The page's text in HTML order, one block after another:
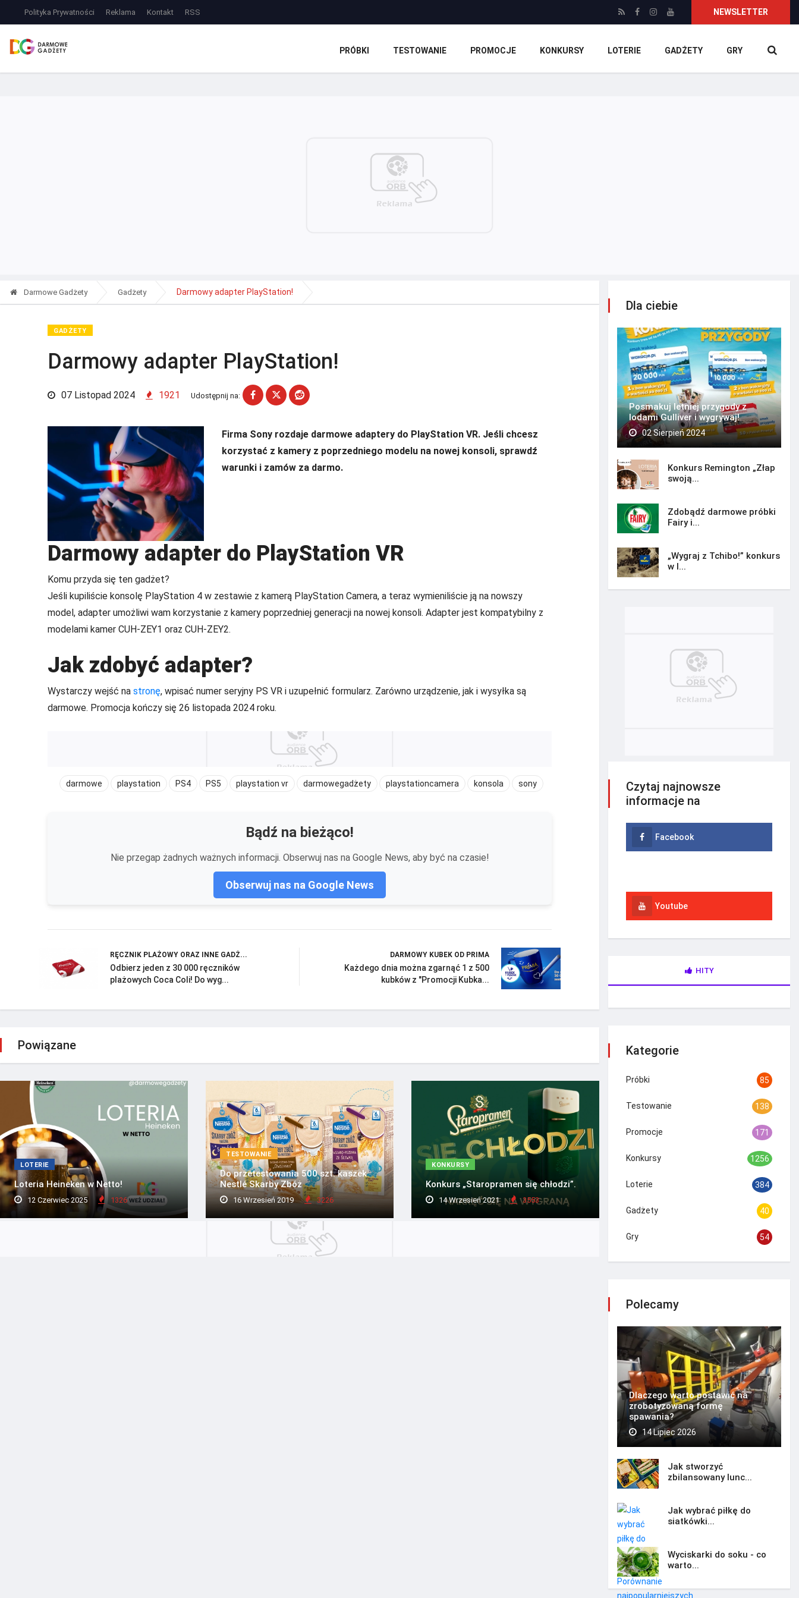
Polityka Prywatności Reklama Kontakt RSS NEWSLETTER
PRÓBKI TESTOWANIE PROMOCJE KONKURSY LOTERIE GADŻETY GRY
Darmowe Gadżety Gadżety Darmowy adapter PlayStation!
GADŻETY
Darmowy adapter PlayStation!
07 Listopad 2024 1921 Udostępnij na:
Firma Sony rozdaje darmowe adaptery do PlayStation VR. Jeśli chcesz
korzystać z kamery z poprzedniego modelu na nowej konsoli, sprawdź
warunki i zamów za darmo.
Darmowy adapter do PlayStation VR
Komu przyda się ten gadżet?
Jeśli kupiliście konsolę PlayStation 4 w zestawie z kamerą PlayStation Camera, a teraz wymieniliście ją na nowszy
model, adapter umożliwi wam korzystanie z kamery poprzedniej generacji na nowej konsoli. Adapter jest kompatybilny z
modelami kamer CUH-ZEY1 oraz CUH-ZEY2.
Jak zdobyć adapter?
Wystarczy wejść na stronę, wpisać numer seryjny PS VR i uzupełnić formularz. Zarówno urządzenie, jak i wysyłka są
darmowe. Promocja kończy się 26 listopada 2024 roku.
darmowe playstation PS4 PS5 playstation vr darmowegadżety playstationcamera konsola sony
Bądź na bieżąco!
Nie przegap żadnych ważnych informacji. Obserwuj nas na Google News, aby być na czasie!
Obserwuj nas na Google News
RĘCZNIK PLAŻOWY ORAZ INNE GADŻ...
Odbierz jeden z 30 000 ręczników
plażowych Coca Coli! Do wyg...
DARMOWY KUBEK OD PRIMA
Każdego dnia można zgarnąć 1 z 500
kubków z "Promocji Kubka...
Powiązane
LOTERIE
Loteria Heineken w Netto!
12 Czerwiec 2025 1326
TESTOWANIE
Do przetestowania 500 szt. kaszek
Nestlé Skarby Zbóż
16 Wrzesień 2019 3226
KONKURSY
Konkurs „Staropramen się chłodzi”.
14 Wrzesień 2021 3553
Dla ciebie
Posmakuj letniej przygody z
lodami Gulliver i wygrywaj!
02 Sierpień 2024
Konkurs Remington „Złap
swoją...
Zdobądź darmowe próbki
Fairy i...
„Wygraj z Tchibo!” konkurs
w I...
Czytaj najnowsze
informacje na
Facebook
Youtube
HITY
Kategorie
Próbki 85
Testowanie 138
Promocje 171
Konkursy 1256
Loterie 384
Gadżety 40
Gry 54
Polecamy
Dlaczego warto postawić na
zrobotyzowaną formę
spawania?
14 Lipiec 2026
Jak stworzyć
zbilansowany lunc...
Jak wybrać piłkę do
siatkówki...
Wyciskarki do soku - co
warto...